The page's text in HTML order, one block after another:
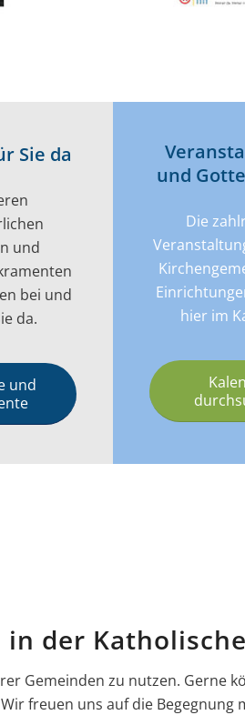
Sie da
und
bei und
da.
und
und
Die
hier im
der
Gemeinden zu nutzen. Gerne
freuen uns auf die Begegnung